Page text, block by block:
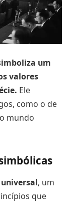
um
valores
Ele
como o de
mundo
, um
que